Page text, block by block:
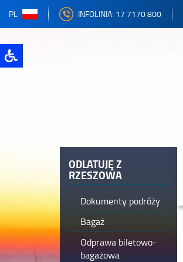
PL INFOLINIA: 17 7170 800
ODLATUJĘ Z
RZESZOWA
Dokumenty podróży
Bagaż
Odprawa biletowo-
bagażowa